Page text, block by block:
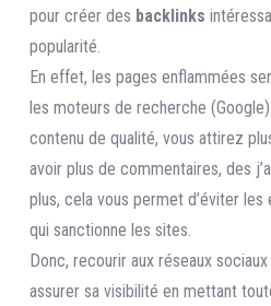
pour créer des backlinks
popularité.
En effet, les pages enflammées
les moteurs de recherche
contenu de qualité, vous attirez
avoir plus de commentaires, des
plus, cela vous permet d’éviter
qui sanctionne les sites.
Donc, recourir aux réseaux
assurer sa visibilité en mettant